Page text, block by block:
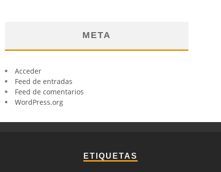
META
Acceder
Feed de entradas
Feed de comentarios
WordPress.org
ETIQUETAS